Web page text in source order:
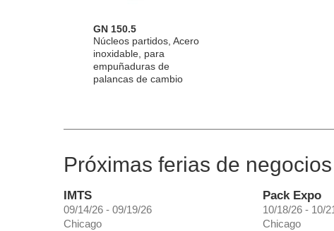
GN 150.5
Núcleos partidos, Acero
inoxidable, para
empuñaduras de
palancas de cambio
Próximas ferias de negocios
IMTS
09/14/26 - 09/19/26
Chicago
Pack Expo
10/18/26 - 10/
Chicago